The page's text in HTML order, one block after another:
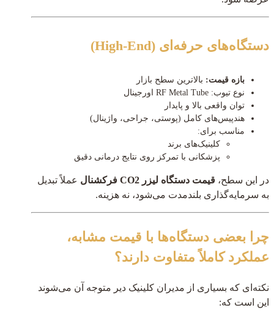
دستگاه‌های حرفه‌ای (High-End)
بازه قیمت: بالاترین سطح بازار
نوع تیوب: RF Metal Tube اورجینال
توان واقعی بالا و پایدار
هندپیس‌های کامل (پوستی، جراحی، واژینال)
مناسب برای:
کلینیک‌های برند
پزشکانی با تمرکز روی نتایج درمانی دقیق
در این سطح، قیمت دستگاه لیزر CO2 فرکشنال
عملاً تبدیل
به سرمایه‌گذاری بلندمدت می‌شود، نه هزینه.
چرا بعضی دستگاه‌ها با قیمت مشابه،
عملکرد کاملاً متفاوت دارند؟
نکته‌ای که بسیاری از مدیران کلینیک دیر متوجه آن می‌شوند
این است که: